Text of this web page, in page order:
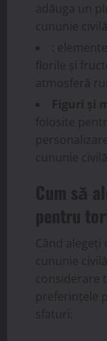
adăuga un
cununie civilă.
:
florile și
atmosferă
Figuri și
folosite
cununie civilă.
Cum să
pentru
Când
cununie
considerare
preferințele
sfaturi: